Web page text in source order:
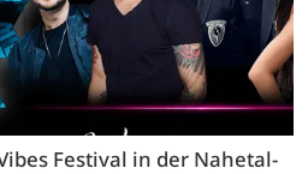
Festival in der Nahetal-